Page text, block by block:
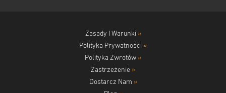
Zasady I Warunki »
Polityka Prywatności »
Polityka Zwrotów »
Zastrzeżenie »
Dostarcz Nam »